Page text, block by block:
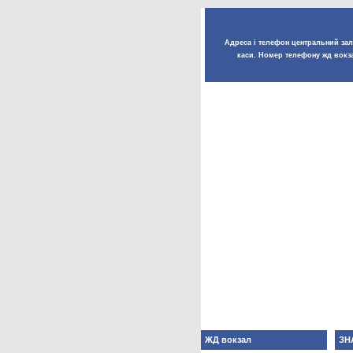
Адреса і телефон центральний
каси. Номер телефону жд
ЖД вокзал